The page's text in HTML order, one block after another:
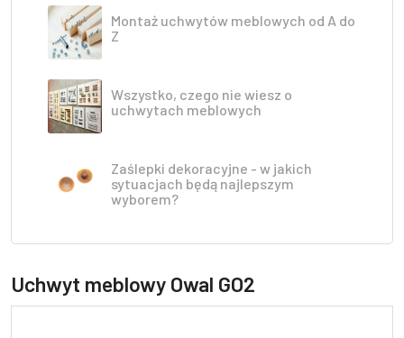
Montaż uchwytów meblowych od A do
Z
Wszystko, czego nie wiesz o
uchwytach meblowych
Zaślepki dekoracyjne - w jakich
sytuacjach będą najlepszym
wyborem?
Uchwyt meblowy Owal GO2